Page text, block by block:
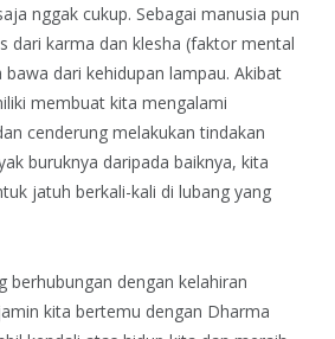
nggak cukup. Sebagai manusia pun
dari karma dan klesha (faktor mental
dari kehidupan lampau. Akibat
membuat kita mengalami
cenderung melakukan tindakan
buruknya daripada baiknya, kita
jatuh berkali-kali di lubang yang
berhubungan dengan kelahiran
kita bertemu dengan Dharma